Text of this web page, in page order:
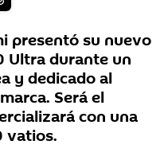
presentó su nuevo
Ultra durante un
y dedicado al
Será el
con una
vatios.